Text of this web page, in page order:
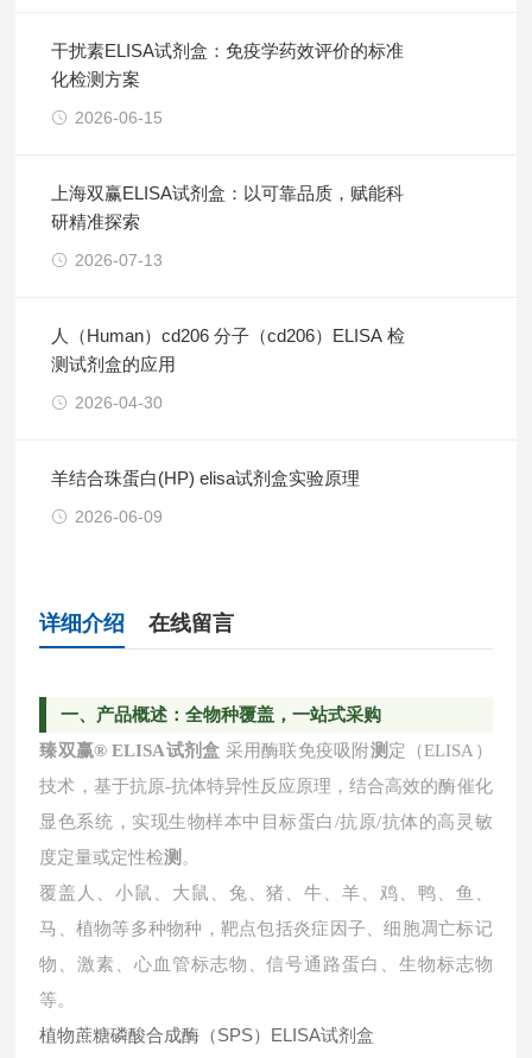
干扰素ELISA试剂盒：免疫学药效评价的标准
化检测方案
2026-06-15
上海双赢ELISA试剂盒：以可靠品质，赋能科
研精准探索
2026-07-13
人（Human）cd206 分子（cd206）ELISA 检
测试剂盒的应用
2026-04-30
羊结合珠蛋白(HP) elisa试剂盒实验原理
2026-06-09
详细介绍 在线留言
一、产品概述：全物种覆盖，一站式采购
臻双赢® ELISA试剂盒 采用酶联免疫吸附测 定（ELISA）
技术，基于抗原-抗体特异性反应原理，结合高效的酶催化
显色系统，实现生物样本中目标蛋白/抗原/抗体的高灵敏
度定量或定性检测 。
覆盖人、小鼠、大鼠、兔、猪、牛、羊、鸡、鸭、鱼、
马、植物等多种物种，靶点包括炎症因子、细胞凋亡标记
物、激素、心血管标志物、信号通路蛋白、生物标志物
等。
植物蔗糖磷酸合成酶（SPS）ELISA试剂盒